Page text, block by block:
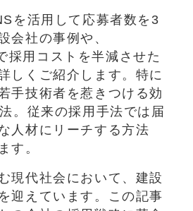
を活用して応募者数を3
会社の事例や、
採用コストを半減させた
しくご紹介します。特に
手技術者を惹きつける効
。従来の採用手法では届
人材にリーチする方法
す。
現代社会において、建設
迎えています。この記事